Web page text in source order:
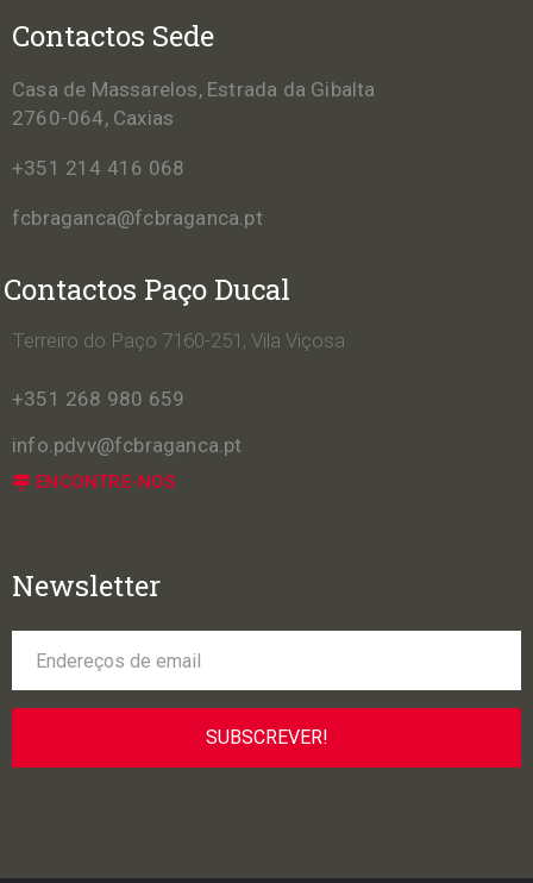
Contactos Sede
Casa de Massarelos, Estrada da Gibalta
2760-064, Caxias
+351 214 416 068
fcbraganca@fcbraganca.pt
Contactos Paço Ducal
Terreiro do Paço 7160-251, Vila Viçosa
+351 268 980 659
info.pdvv@fcbraganca.pt
ENCONTRE-NOS
Newsletter